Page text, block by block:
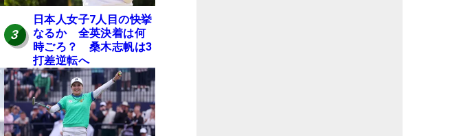
3
日本人女子7人目の快挙
なるか 全英決着は何
時ごろ？ 桑木志帆は3
打差逆転へ